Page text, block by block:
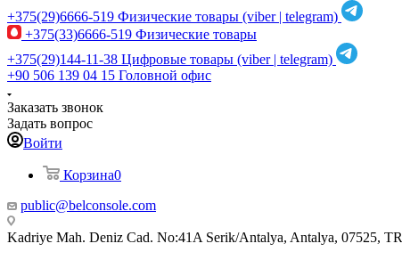
+375(29)6666-519 Физические товары (viber | telegram)
+375(33)6666-519 Физические товары
+375(29)144-11-38 Цифровые товары (viber | telegram)
+90 506 139 04 15 Головной офис
Заказать звонок
Задать вопрос
Войти
Корзина0
public@belconsole.com
Kadriye Mah. Deniz Cad. No:41A Serik/Antalya, Antalya, 07525, TR